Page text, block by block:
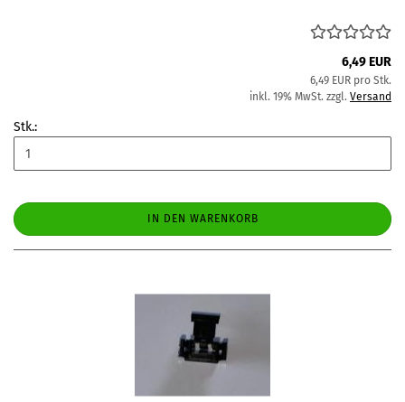
6,49 EUR
6,49 EUR pro Stk.
inkl. 19% MwSt. zzgl. Versand
Stk.:
IN DEN WARENKORB